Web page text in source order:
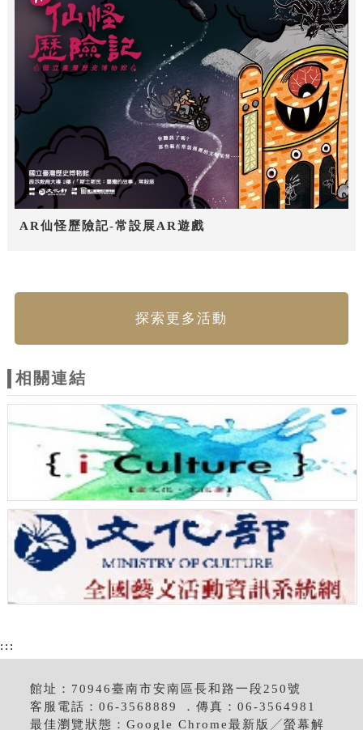
AR仙怪歷險記-常設展AR遊戲
探索更多活動
相關連結
:::
館址：70946臺南市安南區長和路一段250號
客服電話：06-3568889 ．傳真：06-3564981
最佳瀏覽狀態：Google Chrome最新版╱螢幕解